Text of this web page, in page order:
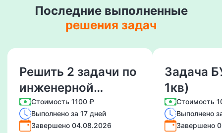
Последние выполненные
решения задач
Решить 2 задачи по
инженерной
графике
Стоимость 1100 ₽
Выполнено за 17 дней
Завершено 04.08.2026
Задача
1кв)
Стоимость
Выполнено
Завершено